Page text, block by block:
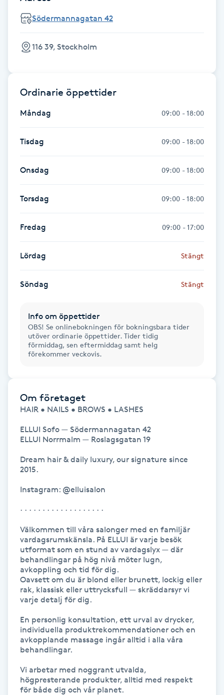
Kinesiologi
Kinesisk medicin
Kiropraktik
Klangmassage
Klippning
Klippning & Slingor
Klippning ungdom
Kroppspeeling
Käkledsbehandling
Kärlbehandling
LED-ljusterapi
LPG
LPG-behandling
LPG-massage
Luggklippning
Lymfmassage
Läpptatuering
Södermannagatan 42
116 39, Stockholm
Ordinarie öppettider
Måndag 09:00 - 18:00
Tisdag 09:00 - 18:00
Onsdag 09:00 - 18:00
Torsdag 09:00 - 18:00
Fredag 09:00 - 17:00
Lördag Stängt
Söndag Stängt
Info om öppettider
OBS! Se onlinebokningen för bokningsbara tider
utöver ordinarie öppettider. Tider tidig
förmiddag, sen eftermiddag samt helg
förekommer veckovis.
Om företaget
HAIR • NAILS • BROWS • LASHES
ELLUI Sofo — Södermannagatan 42
ELLUI Norrmalm — Roslagsgatan 19
Dream hair & daily luxury, our signature since
2015.
Instagram: @elluisalon
· · · · · · · · · · · · · · · · · · ·
Välkommen till våra salonger med en familjär
vardagsrumskänsla. På ELLUI är varje besök
utformat som en stund av vardagslyx — där
behandlingar på hög nivå möter lugn,
avkoppling och tid för dig.
Oavsett om du är blond eller brunett, lockig eller
rak, klassisk eller uttrycksfull — skräddarsyr vi
varje detalj för dig.
En personlig konsultation, ett urval av drycker,
individuella produktrekommendationer och en
avkopplande massage ingår alltid i alla våra
behandlingar.
Vi arbetar med noggrant utvalda,
högpresterande produkter, alltid med respekt
för både dig och vår planet.